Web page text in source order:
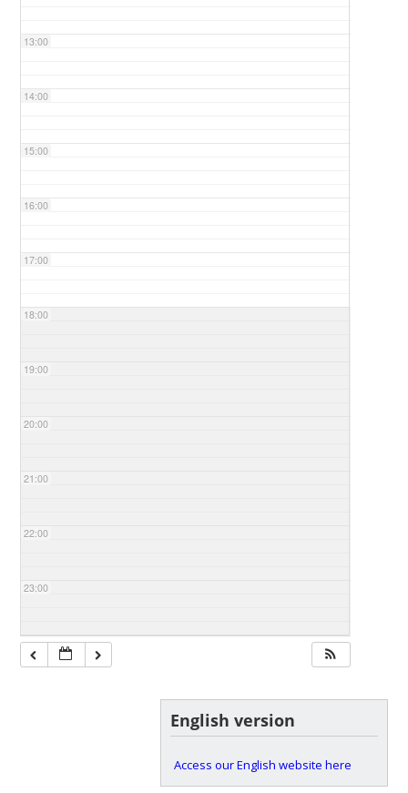
13:00
14:00
15:00
16:00
17:00
18:00
19:00
20:00
21:00
22:00
23:00
English version
Access our English website here